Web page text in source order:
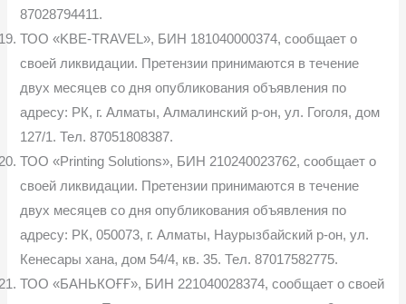
87028794411.
ТОО «KBE-TRAVEL», БИН 181040000374, сообщает о
своей ликвидации. Претензии принимаются в течение
двух месяцев со дня опубликования объявления по
адресу: РК, г. Алматы, Алмалинский р-он, ул. Гоголя, дом
127/1. Тел. 87051808387.
ТОО «Printing Solutions», БИН 210240023762, сообщает о
своей ликвидации. Претензии принимаются в течение
двух месяцев со дня опубликования объявления по
адресу: РК, 050073, г. Алматы, Наурызбайский р-он, ул.
Кенесары хана, дом 54/4, кв. 35. Тел. 87017582775.
ТОО «БАНЬКОҒҒ», БИН 221040028374, сообщает о своей